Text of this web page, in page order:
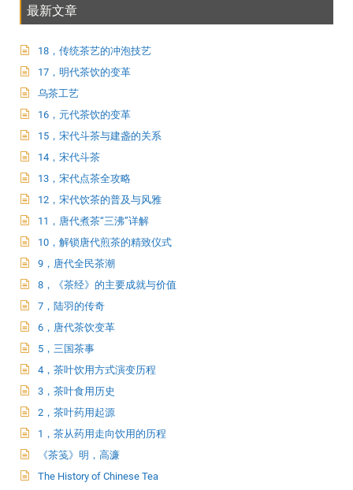
最新文章
18，传统茶艺的冲泡技艺
17，明代茶饮的变革
乌茶工艺
16，元代茶饮的变革
15，宋代斗茶与建盏的关系
14，宋代斗茶
13，宋代点茶全攻略
12，宋代饮茶的普及与风雅
11，唐代煮茶“三沸”详解
10，解锁唐代煎茶的精致仪式
9，唐代全民茶潮
8，《茶经》的主要成就与价值
7，陆羽的传奇
6，唐代茶饮变革
5，三国茶事
4，茶叶饮用方式演变历程
3，茶叶食用历史
2，茶叶药用起源
1，茶从药用走向饮用的历程
《茶笺》明，高濂
The History of Chinese Tea